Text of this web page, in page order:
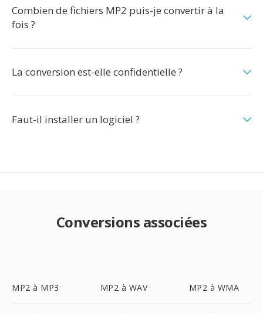
Combien de fichiers MP2 puis-je convertir à la
fois ?
La conversion est-elle confidentielle ?
Faut-il installer un logiciel ?
Conversions associées
MP2 à MP3 MP2 à WAV MP2 à WMA